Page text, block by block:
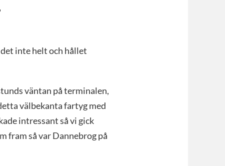
inte helt och hållet
väntan på terminalen,
välbekanta fartyg med
intressant så vi gick
fram så var Dannebrog på